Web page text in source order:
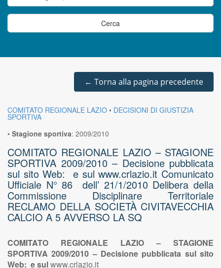
← Torna alla pagina precedente
COMITATO REGIONALE LAZIO • DECISIONI DI GIUSTIZIA
SPORTIVA
• Stagione sportiva: 2009/2010
COMITATO REGIONALE LAZIO – STAGIONE
SPORTIVA 2009/2010 – Decisione pubblicata
sul sito Web: e sul www.crlazio.it Comunicato
Ufficiale N° 86 dell’ 21/1/2010 Delibera della
Commissione Disciplinare Territoriale
RECLAMO DELLA SOCIETÀ CIVITAVECCHIA
CALCIO A 5 AVVERSO LA SQ
COMITATO REGIONALE LAZIO – STAGIONE
SPORTIVA 2009/2010 – Decisione pubblicata sul sito
Web: e sulwww.crlazio.it